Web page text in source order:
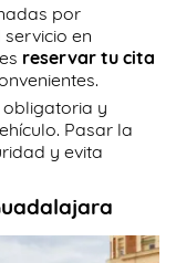
por
servicio en
reservar tu cita
y
Pasar la
y evita